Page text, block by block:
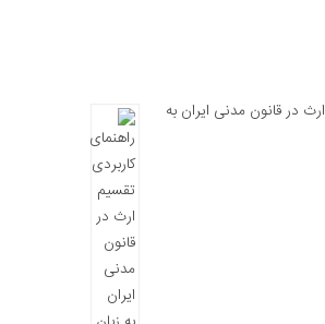
در قانون مدنی ایران به